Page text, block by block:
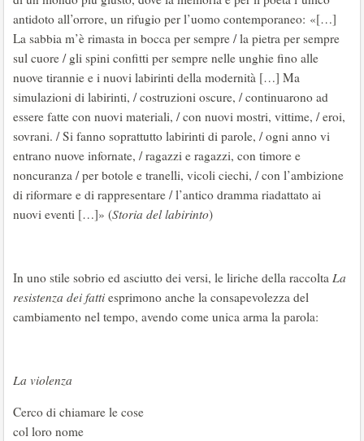
antidoto all’orrore, un rifugio per l’uomo contemporaneo: «[…]
La sabbia m’è rimasta in bocca per sempre / la pietra per sempre
sul cuore / gli spini confitti per sempre nelle unghie fino alle
nuove tirannie e i nuovi labirinti della modernità […] Ma
simulazioni di labirinti, / costruzioni oscure, / continuarono ad
essere fatte con nuovi materiali, / con nuovi mostri, vittime, / eroi,
sovrani. / Si fanno soprattutto labirinti di parole, / ogni anno vi
entrano nuove infornate, / ragazzi e ragazzi, con timore e
noncuranza / per botole e tranelli, vicoli ciechi, / con l’ambizione
di riformare e di rappresentare / l’antico dramma riadattato ai
nuovi eventi […]» (Storia del labirinto)
In uno stile sobrio ed asciutto dei versi, le liriche della raccolta La
resistenza dei fatti esprimono anche la consapevolezza del
cambiamento nel tempo, avendo come unica arma la parola:
La violenza
Cerco di chiamare le cose
col loro nome